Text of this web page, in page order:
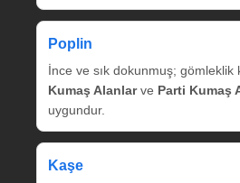
Poplin
İnce ve sık dokunmuş; gömleklik
Kumaş Alanlarve Parti Kumaş
uygundur.
Kaşe